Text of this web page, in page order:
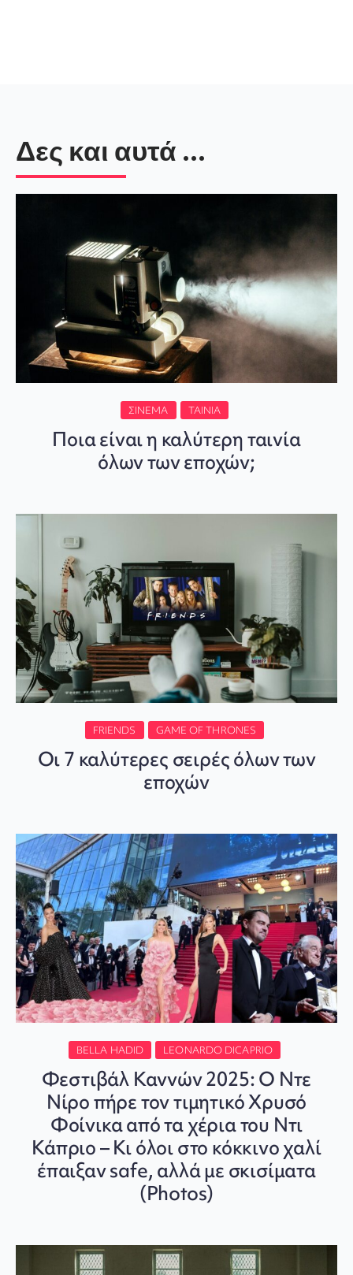
Δες και αυτά ...
ΣΙΝΕΜΆ ΤΑΙΝΊΑ
Ποια είναι η καλύτερη ταινία
όλων των εποχών;
FRIENDS GAME OF THRONES
Οι 7 καλύτερες σειρές όλων των
εποχών
BELLA HADID LEONARDO DICAPRIO
Φεστιβάλ Καννών 2025: Ο Ντε
Νίρο πήρε τον τιμητικό Χρυσό
Φοίνικα από τα χέρια του Ντι
Κάπριο – Κι όλοι στο κόκκινο χαλί
έπαιξαν safe, αλλά με σκισίματα
(Photos)